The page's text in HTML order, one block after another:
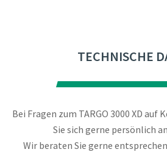
TECHNISCHE
Bei Fragen zum TARGO 3000 XD
Sie sich gerne persönlich
Wir beraten Sie gerne